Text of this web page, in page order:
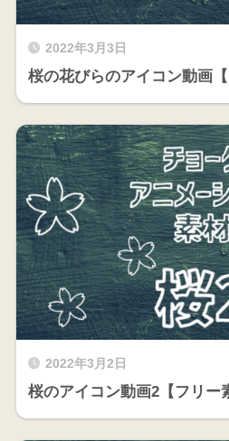
2022年3月3日
桜の花びらのアイコン動画【
2022年3月2日
桜のアイコン動画2【フリー